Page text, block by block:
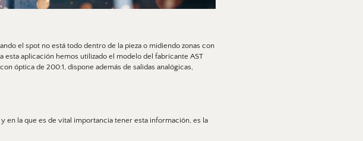
el spot no está todo dentro de la pieza o midiendo zonas con
aplicación hemos utilizado el modelo del fabricante AST
óptica de 200:1, dispone además de salidas analógicas,